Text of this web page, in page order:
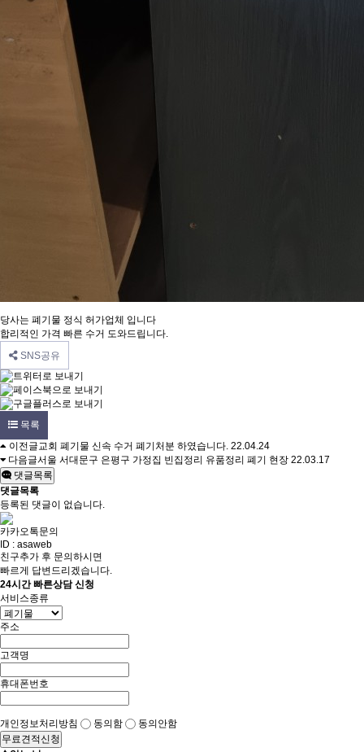
당사는 폐기물 정식 허가업체 입니다
합리적인 가격 빠른 수거 도와드립니다.
SNS공유
목록
이전글 교회 폐기물 신속 수거 폐기처분 하였습니다. 22.04.24
다음글서울 서대문구 은평구 가정집 빈집정리 유품정리 폐기 현장 22.03.17
댓글목록
댓글목록
등록된 댓글이 없습니다.
카카오톡문의
ID : asaweb
친구추가 후 문의하시면
빠르게 답변드리겠습니다.
24시간 빠른상담 신청
서비스종류
주소
고객명
휴대폰번호
개인정보처리방침 동의함
동의안함
무료견적신청